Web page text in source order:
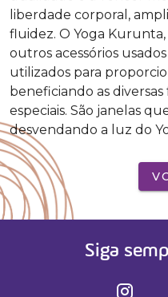
liberdade corporal,
fluidez. O Yoga Kurunta,
outros acessórios
utilizados para
beneficiando as diversas
especiais. São janelas
desvendando a luz do
Siga